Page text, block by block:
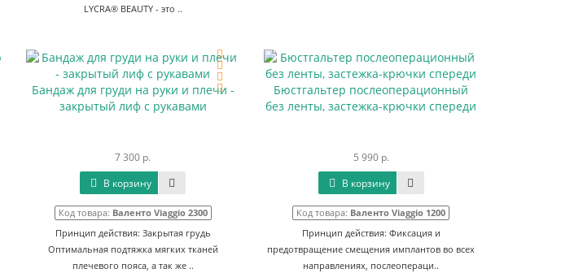
LYCRA® BEAUTY - это ..
Бандаж для груди на руки и плечи -
закрытый лиф с рукавами
7 300 р.
В корзину
Код товара: Валенто Viaggio 2300
Принцип действия: Закрытая грудь
Оптимальная подтяжка мягких тканей
плечевого пояса, а так же ..
Бюстгальтер послеоперационный
без ленты, застежка-крючки спереди
5 990 р.
В корзину
Код товара: Валенто Viaggio 1200
Принцип действия: Фиксация и
предотвращение смещения имплантов во всех
направлениях, послеопераци..